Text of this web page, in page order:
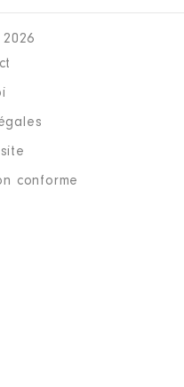
conforme